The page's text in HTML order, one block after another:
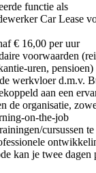
functie als
Car Lease
€ 16,00 per uur
voorwaarden
uren, pensioen)
werkvloer d.m.v.
aan een
de organisatie,
on-the-job
cursussen
kan je twee dagen